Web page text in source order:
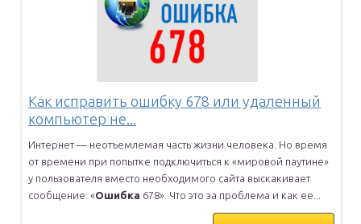
Как исправить ошибку 678 или удаленный
компьютер не...
Интернет — неотъемлемая часть жизни человека. Но время
от времени при попытке подключиться к «мировой паутине»
у пользователя вместо необходимого сайта выскакивает
сообщение: «Ошибка 678». Что это за проблема и как ее...